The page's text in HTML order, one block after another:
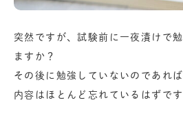
突然ですが、試験前に一夜漬けで
ますか？
その後に勉強していないのであれ
内容はほとんど忘れているはずです